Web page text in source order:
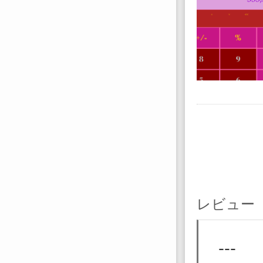
レビュー
---